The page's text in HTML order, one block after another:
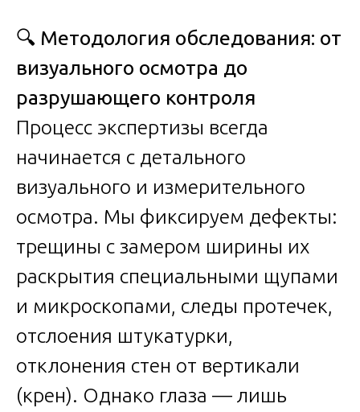
🔍 Методология обследования: от
визуального осмотра до
разрушающего контроля
Процесс экспертизы всегда
начинается с детального
визуального и измерительного
осмотра. Мы фиксируем дефекты:
трещины с замером ширины их
раскрытия специальными щупами
и микроскопами, следы протечек,
отслоения штукатурки,
отклонения стен от вертикали
(крен). Однако глаза — лишь